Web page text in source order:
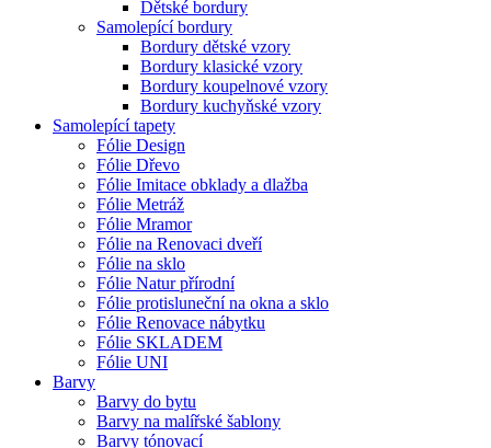
Dětské bordury
Samolepící bordury
Bordury dětské vzory
Bordury klasické vzory
Bordury koupelnové vzory
Bordury kuchyňské vzory
Samolepící tapety
Fólie Design
Fólie Dřevo
Fólie Imitace obklady a dlažba
Fólie Metráž
Fólie Mramor
Fólie na Renovaci dveří
Fólie na sklo
Fólie Natur přírodní
Fólie protisluneční na okna a sklo
Fólie Renovace nábytku
Fólie SKLADEM
Fólie UNI
Barvy
Barvy do bytu
Barvy na malířské šablony
Barvy tónovací